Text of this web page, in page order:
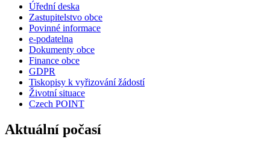
Úřední deska
Zastupitelstvo obce
Povinné informace
e-podatelna
Dokumenty obce
Finance obce
GDPR
Tiskopisy k vyřizování žádostí
Životní situace
Czech POINT
Aktuální počasí